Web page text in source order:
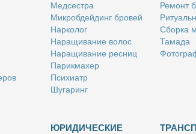
Мед­сест­ра
Мик­роб­дей­динг бро­вей
Нар­ко­лог
На­ра­щи­ва­ние во­лос
На­ра­щи­ва­ние рес­ниц
Па­рик­махер
Пси­хи­атр
Шу­га­ринг
Ре­монт
Сбор­ка
Та­ма­да
ЮРИДИЧЕСКИЕ